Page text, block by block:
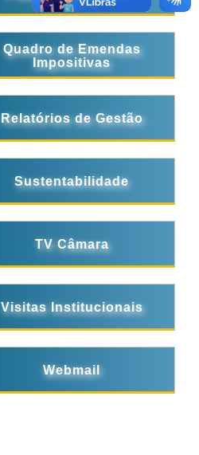
Quadro de Emendas
Impositivas
Relatórios de Gestão
Sustentabilidade
TV Câmara
Visitas Institucionais
Webmail